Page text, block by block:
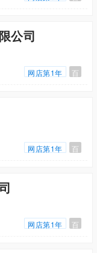
公司
网店第1年 百
网店第1年 百
网店第1年 百